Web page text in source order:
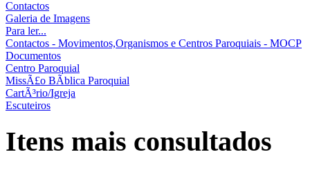
Contactos
Galeria de Imagens
Para ler...
Contactos - Movimentos,Organismos e Centros Paroquiais - MOCP
Documentos
Centro Paroquial
MissÃ£o BÃ­blica Paroquial
CartÃ³rio/Igreja
Escuteiros
Itens mais consultados